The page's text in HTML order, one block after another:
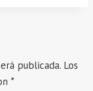
publicada. Los
*